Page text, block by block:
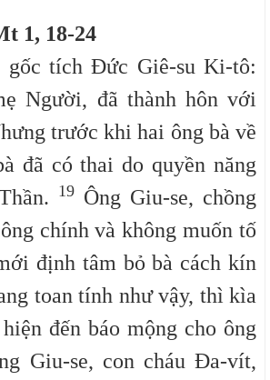
1, 18-24
gốc tích Đức Giê-su Ki-tô:
Người, đã thành hôn với
trước khi hai ông bà về
đã có thai do quyền năng
19 Ông Giu-se, chồng
chính và không muốn tố
định tâm bỏ bà cách kín
toan tính như vậy, thì kìa
đến báo mộng cho ông
Giu-se, con cháu Đa-vít,